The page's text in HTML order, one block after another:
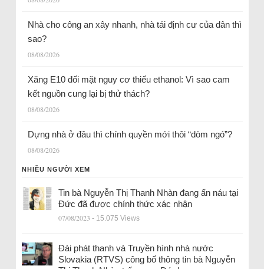
Nhà cho công an xây nhanh, nhà tái định cư của dân thì
sao?
08/08/2026
Xăng E10 đối mặt nguy cơ thiếu ethanol: Vì sao cam
kết nguồn cung lại bị thử thách?
08/08/2026
Dựng nhà ở đâu thì chính quyền mới thôi “dòm ngó”?
08/08/2026
NHIỀU NGƯỜI XEM
Tin bà Nguyễn Thị Thanh Nhàn đang ẩn náu tại
Đức đã được chính thức xác nhận
07/08/2023 - 15.075 Views
Đài phát thanh và Truyền hình nhà nước
Slovakia (RTVS) công bố thông tin bà Nguyễn